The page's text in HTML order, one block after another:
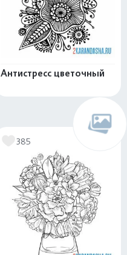
Антистресс цветочный
385